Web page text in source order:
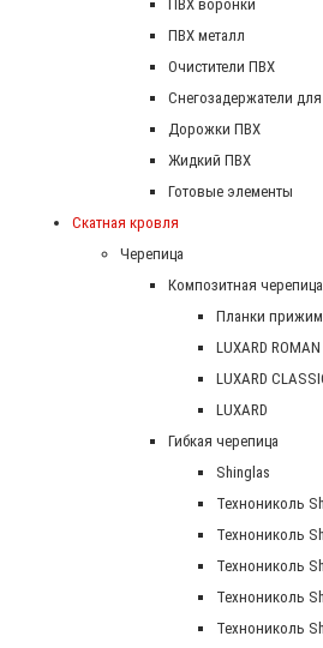
ПВХ воронки
ПВХ металл
Очистители ПВХ
Снегозадержатели
Дорожки ПВХ
Жидкий ПВХ
Готовые элементы
Скатная кровля
Черепица
Композитная черепица
Планки
LUXARD ROMAN
LUXARD
LUXARD
Гибкая черепица
Shinglas
Технониколь
Технониколь
Технониколь
Технониколь
Технониколь